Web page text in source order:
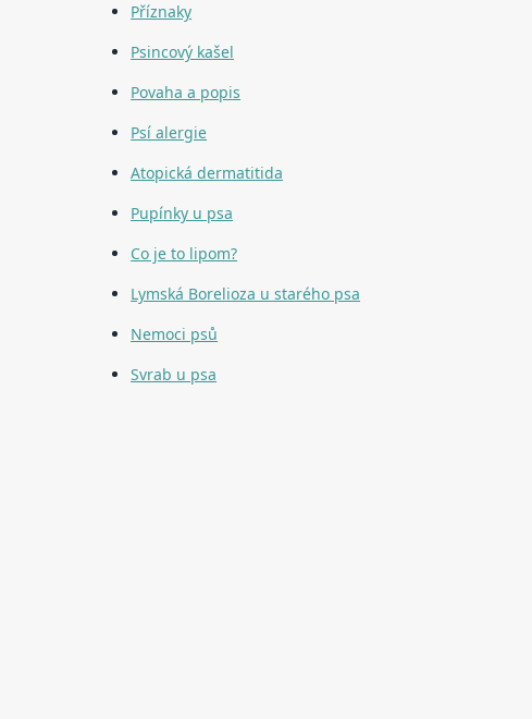
Příznaky
Psincový kašel
Povaha a popis
Psí alergie
Atopická dermatitida
Pupínky u psa
Co je to lipom?
Lymská Borelioza u starého psa
Nemoci psů
Svrab u psa